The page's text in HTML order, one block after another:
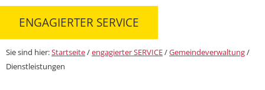
ENGAGIERTER SERVICE
Sie sind hier:Startseite/engagierter SERVICE/Gemeindeverwaltung/
Dienstleistungen